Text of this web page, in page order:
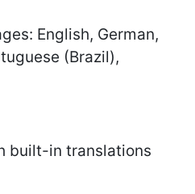
English, German,
(Brazil),
built-in translations